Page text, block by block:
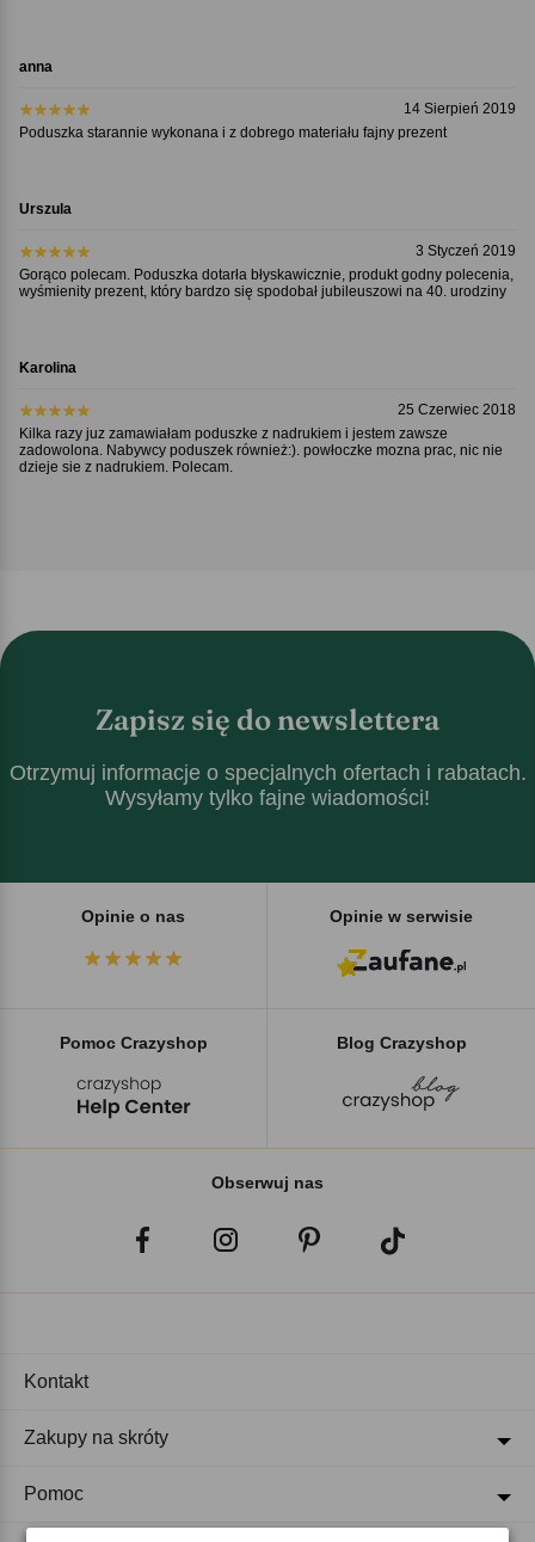
anna
14 Sierpień 2019
Poduszka starannie wykonana i z dobrego materiału fajny prezent
Urszula
3 Styczeń 2019
Gorąco polecam. Poduszka dotarła błyskawicznie, produkt godny polecenia,
wyśmienity prezent, który bardzo się spodobał jubileuszowi na 40. urodziny
Karolina
25 Czerwiec 2018
Kilka razy juz zamawiałam poduszke z nadrukiem i jestem zawsze
zadowolona. Nabywcy poduszek również:). powłoczke mozna prac, nic nie
dzieje sie z nadrukiem. Polecam.
Zapisz się do newslettera
Otrzymuj informacje o specjalnych ofertach i rabatach.
Wysyłamy tylko fajne wiadomości!
Opinie o nas Opinie w serwisie
Pomoc Crazyshop Blog Crazyshop
Obserwuj nas
Kontakt
Zakupy na skróty
Pomoc